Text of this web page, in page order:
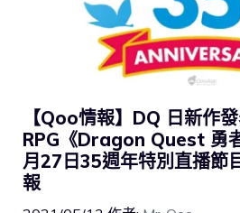
【Qoo情報】DQ 日新作
RPG《Dragon Quest 勇
月27日35週年特別直播節
報